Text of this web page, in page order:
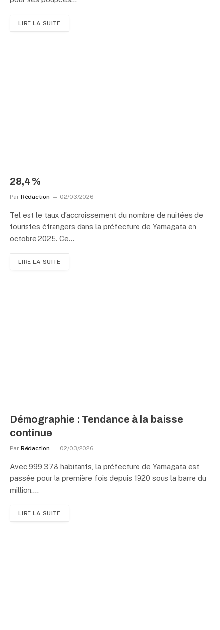
LIRE LA SUITE
28,4 %
Par Rédaction 02/03/2026
Tel est le taux d’accroissement du nombre de nuitées de
touristes étrangers dans la préfecture de Yamagata en
octobre 2025. Ce…
LIRE LA SUITE
Démographie : Tendance à la baisse
continue
Par Rédaction 02/03/2026
Avec 999 378 habitants, la préfecture de Yamagata est
passée pour la première fois depuis 1920 sous la barre du
million.…
LIRE LA SUITE